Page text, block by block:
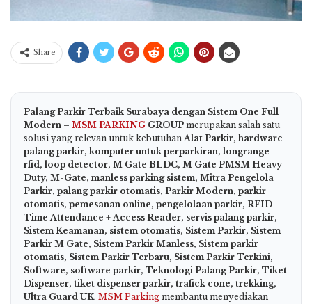
Share
Palang Parkir Terbaik Surabaya dengan Sistem One Full
Modern – MSM PARKING GROUP merupakan salah satu
solusi yang relevan untuk kebutuhanAlat Parkir, hardware
palang parkir, komputer untuk perparkiran, longrange
rfid, loop detector, M Gate BLDC, M Gate PMSM Heavy
Duty, M-Gate, manless parking sistem, Mitra Pengelola
Parkir, palang parkir otomatis, Parkir Modern, parkir
otomatis, pemesanan online, pengelolaan parkir, RFID
Time Attendance + Access Reader, servis palang parkir,
Sistem Keamanan, sistem otomatis, Sistem Parkir, Sistem
Parkir M Gate, Sistem Parkir Manless, Sistem parkir
otomatis, Sistem Parkir Terbaru, Sistem Parkir Terkini,
Software, software parkir, Teknologi Palang Parkir, Tiket
Dispenser, tiket dispenser parkir, trafick cone, trekking,
Ultra Guard UK. MSM Parking membantu menyediakan